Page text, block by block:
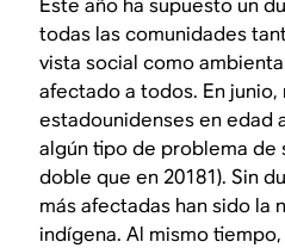
Este año ha supuesto un
todas las comunidades
vista social como
afectado a todos. En junio,
estadounidenses en edad
algún tipo de problema de
doble que en 20181). Sin
más afectadas han sido la
indígena. Al mismo